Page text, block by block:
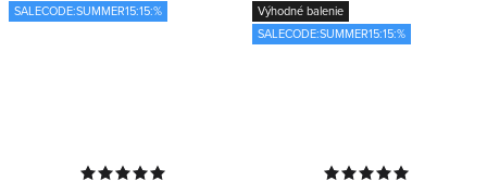
SALECODE:SUMMER15:15:%
Výhodné balenie
SALECODE:SUMMER15:15:%